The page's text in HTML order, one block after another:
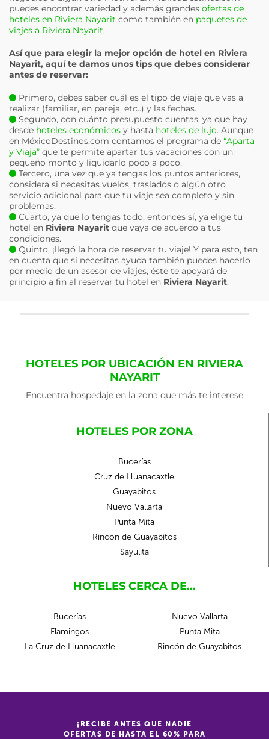
puedes encontrar variedad y además grandes ofertas de
hoteles en Riviera Nayarit como también en paquetes de
viajes a Riviera Nayarit.
Así que para elegir la mejor opción de hotel en Riviera
Nayarit, aquí te damos unos tips que debes considerar
antes de reservar:
Primero, debes saber cuál es el tipo de viaje que vas a
realizar (familiar, en pareja, etc..) y las fechas.
Segundo, con cuánto presupuesto cuentas, ya que hay
desde hoteles económicos y hasta hoteles de lujo. Aunque
en MéxicoDestinos.com contamos el programa de “Aparta
y Viaja” que te permite apartar tus vacaciones con un
pequeño monto y liquidarlo poco a poco.
Tercero, una vez que ya tengas los puntos anteriores,
considera si necesitas vuelos, traslados o algún otro
servicio adicional para que tu viaje sea completo y sin
problemas.
Cuarto, ya que lo tengas todo, entonces sí, ya elige tu
hotel en Riviera Nayarit que vaya de acuerdo a tus
condiciones.
Quinto, ¡llegó la hora de reservar tu viaje! Y para esto, ten
en cuenta que si necesitas ayuda también puedes hacerlo
por medio de un asesor de viajes, éste te apoyará de
principio a fin al reservar tu hotel en Riviera Nayarit.
HOTELES POR UBICACIÓN EN RIVIERA
NAYARIT
Encuentra hospedaje en la zona que más te interese
HOTELES POR ZONA
Bucerías
Cruz de Huanacaxtle
Guayabitos
Nuevo Vallarta
Punta Mita
Rincón de Guayabitos
Sayulita
HOTELES CERCA DE...
Bucerías
Flamingos
La Cruz de Huanacaxtle
Nuevo Vallarta
Punta Mita
Rincón de Guayabitos
¡RECIBE ANTES QUE NADIE
OFERTAS DE HASTA EL 60% PARA